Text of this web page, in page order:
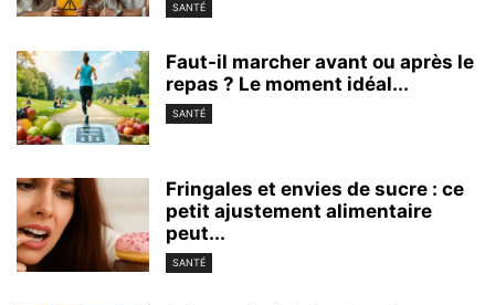
SANTÉ
Faut-il marcher avant ou après le
repas ? Le moment idéal...
SANTÉ
Fringales et envies de sucre : ce
petit ajustement alimentaire
peut...
SANTÉ